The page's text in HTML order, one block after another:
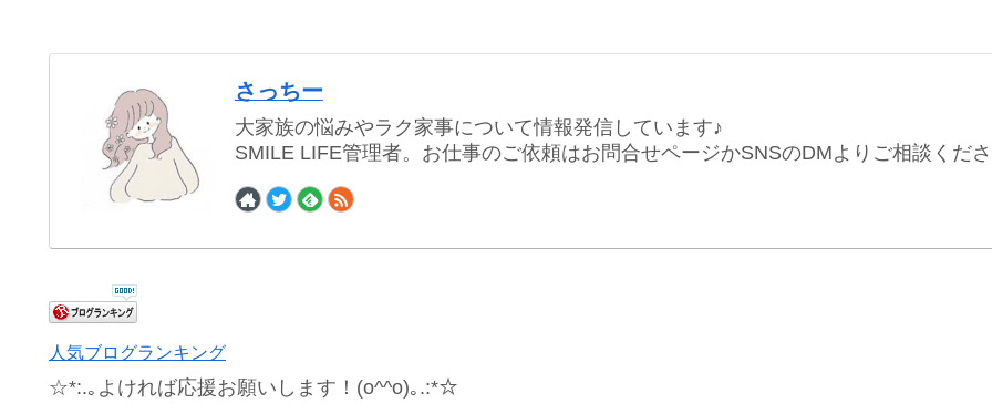
さっちー
大家族の悩みやラク家事について情報発信しています♪
SMILE LIFE管理者。お仕事のご依頼はお問合せページかSNSのDMよりご相談くだ
人気ブログランキング
☆*:.｡よければ応援お願いします！(o^^o)｡.:*☆